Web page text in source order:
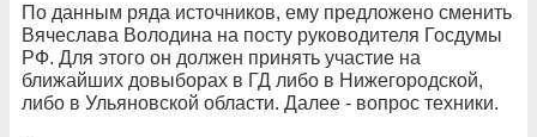
По данным ряда источников, ему предложено сменить
Вячеслава Володина на посту руководителя Госдумы
РФ. Для этого он должен принять участие на
ближайших довыборах в ГД либо в Нижегородской,
либо в Ульяновской области. Далее - вопрос техники.